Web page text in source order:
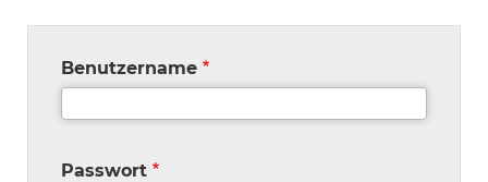
Benutzername
Passwort